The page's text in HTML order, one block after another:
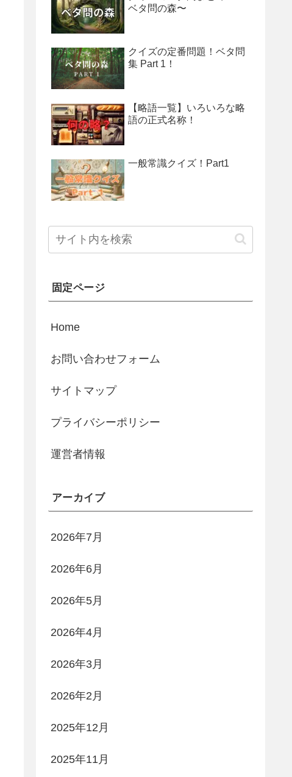
ベタ問の森〜
クイズの定番問題！ベタ問
集 Part 1！
【略語一覧】いろいろな略
語の正式名称！
一般常識クイズ！Part1
固定ページ
Home
お問い合わせフォーム
サイトマップ
プライバシーポリシー
運営者情報
アーカイブ
2026年7月
2026年6月
2026年5月
2026年4月
2026年3月
2026年2月
2025年12月
2025年11月